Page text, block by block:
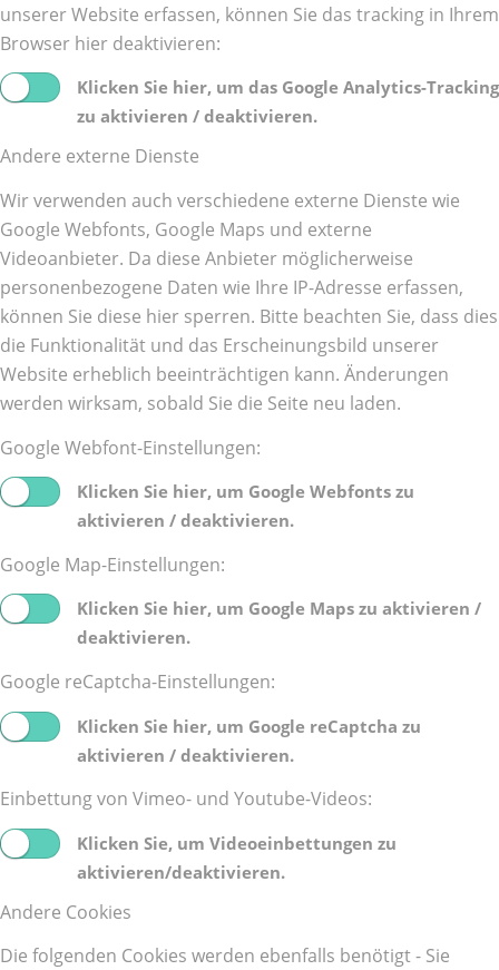
unserer Website erfassen, können Sie das tracking in Ihrem
Browser hier deaktivieren:
Klicken Sie hier, um das Google Analytics-Tracking
zu aktivieren / deaktivieren.
Andere externe Dienste
Wir verwenden auch verschiedene externe Dienste wie
Google Webfonts, Google Maps und externe
Videoanbieter. Da diese Anbieter möglicherweise
personenbezogene Daten wie Ihre IP-Adresse erfassen,
können Sie diese hier sperren. Bitte beachten Sie, dass dies
die Funktionalität und das Erscheinungsbild unserer
Website erheblich beeinträchtigen kann. Änderungen
werden wirksam, sobald Sie die Seite neu laden.
Google Webfont-Einstellungen:
Klicken Sie hier, um Google Webfonts zu
aktivieren / deaktivieren.
Google Map-Einstellungen:
Klicken Sie hier, um Google Maps zu aktivieren /
deaktivieren.
Google reCaptcha-Einstellungen:
Klicken Sie hier, um Google reCaptcha zu
aktivieren / deaktivieren.
Einbettung von Vimeo- und Youtube-Videos:
Klicken Sie, um Videoeinbettungen zu
aktivieren/deaktivieren.
Andere Cookies
Die folgenden Cookies werden ebenfalls benötigt - Sie